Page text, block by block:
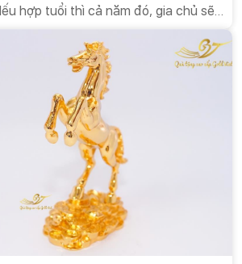
hợp tuổi thì cả năm đó, gia chủ sẽ
thành công trong nhiều chuyện.
đều cố gắng lựa chọn người xông
nhất. Có 2 cách phổ biến nhất là
và chọn người hợp mệnh.